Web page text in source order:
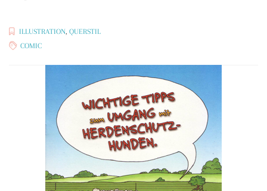
ILLUSTRATION, QUERSTIL
COMIC